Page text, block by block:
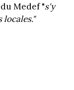
Medef "s'y